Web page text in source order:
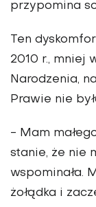
przypomina
Ten
2010 r., mniej
Narodzenia,
Prawie nie
- Mam
stanie, że nie
wspominała.
żołądka i